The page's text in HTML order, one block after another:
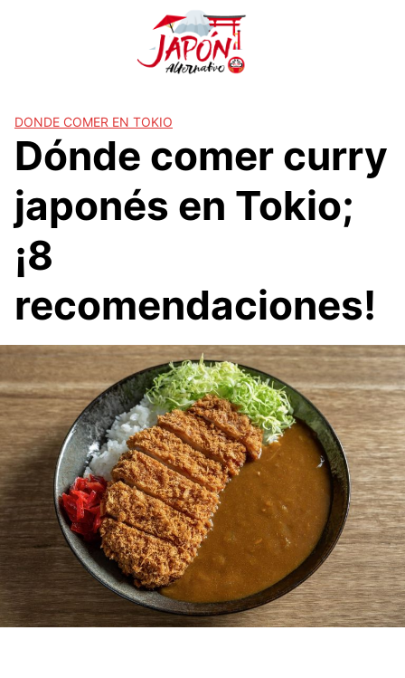
o
DONDE COMER EN TOKIO
Dónde comer curry
japonés en Tokio;
¡8
recomendaciones!